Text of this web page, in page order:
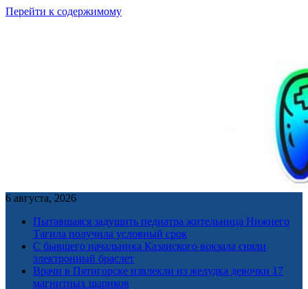
Перейти к содержимому
6 августа, 2026
Пытавшаяся задушить педиатра жительница Нижнего
Тагила получила условный срок
С бывшего начальника Казанского вокзала сняли
электронный браслет
Врачи в Пятигорске извлекли из желудка девочки 17
магнитных шариков